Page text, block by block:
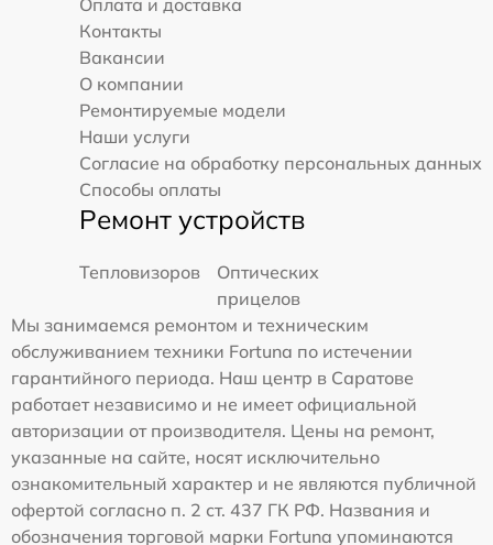
Оплата и доставка
Контакты
Вакансии
О компании
Ремонтируемые модели
Наши услуги
Согласие на обработку персональных данных
Способы оплаты
Ремонт устройств
Тепловизоров
Оптических
прицелов
Мы занимаемся ремонтом и техническим
обслуживанием техники Fortuna по истечении
гарантийного периода. Наш центр в Саратове
работает независимо и не имеет официальной
авторизации от производителя. Цены на ремонт,
указанные на сайте, носят исключительно
ознакомительный характер и не являются публичной
офертой согласно п. 2 ст. 437 ГК РФ. Названия и
обозначения торговой марки Fortuna упоминаются